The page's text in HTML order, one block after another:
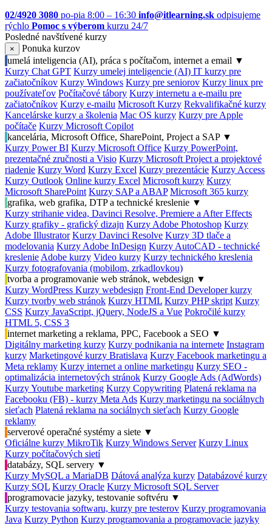
02/4920 3080 po-pia 8:00 – 16:30 info@itlearning.sk odpisujeme
rýchlo Pomoc s výberom kurzu 24/7
Posledné navštívené kurzy
×
Ponuka kurzov
umelá inteligencia (AI), práca s počítačom, internet a email ▼
Kurzy Chat GPT Kurzy umelej inteligencie (AI) IT kurzy pre
začiatočníkov Kurzy Windows Kurzy pre seniorov Kurzy linux pre
používateľov Počítačové tábory Kurzy internetu a e-mailu pre
začiatočníkov Kurzy e-mailu Microsoft Kurzy Rekvalifikačné kurzy
Kancelárske kurzy a školenia Mac OS kurzy Kurzy pre Apple
počítače Kurzy Microsoft Copilot
kancelária, Microsoft Office, SharePoint, Project a SAP ▼
Kurzy Power BI Kurzy Microsoft Office Kurzy PowerPoint,
prezentačné zručnosti a Visio Kurzy Microsoft Project a projektové
riadenie Kurzy Word Kurzy Excel Kurzy prezentácie Kurzy Access
Kurzy Outlook Online kurzy Excel Microsoft kurzy Kurzy
Microsoft SharePoint Kurzy SAP a ABAP Microsoft 365 kurzy
grafika, web grafika, DTP a technické kreslenie ▼
Kurzy strihanie videa, Davinci Resolve, Premiere a After Effects
Kurzy grafiky - grafický dizajn Kurzy Adobe Photoshop Kurzy
Adobe Illustrator Kurzy Davinci Resolve Kurzy 3D tlače a
modelovania Kurzy Adobe InDesign Kurzy AutoCAD - technické
kreslenie Adobe kurzy Video kurzy Kurzy technického kreslenia
Kurzy fotografovania (mobilom, zrkadlovkou)
tvorba a programovanie web stránok, webdesign ▼
Kurzy WordPress Kurzy webdesign Front-End Developer kurzy
Kurzy tvorby web stránok Kurzy HTML Kurzy PHP skript Kurzy
CSS Kurzy JavaScript, jQuery, NodeJS a Vue Pokročilé kurzy
HTML 5, CSS 3
internet marketing a reklama, PPC, Facebook a SEO ▼
Digitálny marketing kurzy Kurzy podnikania na internete Instagram
kurzy Marketingové kurzy Bratislava Kurzy Facebook marketingu a
Meta reklamy Kurzy internet a online marketingu Kurzy SEO -
optimalizácia internetových stránok Kurzy Google Ads (AdWords)
Kurzy Youtube marketing Kurzy Copywriting Platená reklama na
Facebooku (FB) - kurzy Meta Ads Kurzy marketingu na sociálnych
sieťach Platená reklama na sociálnych sieťach Kurzy Google
reklamy
serverové operačné systémy a siete ▼
Oficiálne kurzy MikroTik Kurzy Windows Server Kurzy Linux
Kurzy počítačových sietí
databázy, SQL servery ▼
Kurzy MySQL a MariaDB Dátová analýza kurzy Databázové kurzy
Kurzy SQL Kurzy Oracle Kurzy Microsoft SQL Server
programovacie jazyky, testovanie softvéru ▼
Kurzy testovania softwaru, kurzy pre testerov Kurzy programovania
Java Kurzy Python Kurzy programovania a programovacie jazyky